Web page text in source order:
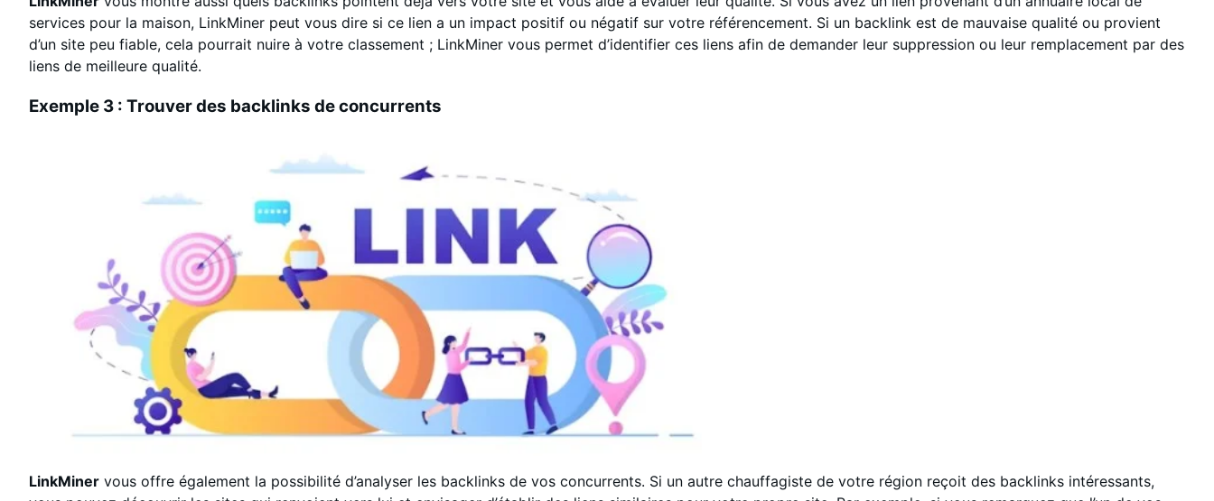
services pour la maison, LinkMiner peut vous dire si ce lien a un impact positif ou négatif sur votre référencement. Si un backlink est de mauvaise qualité ou provient
d’un site peu fiable, cela pourrait nuire à votre classement ; LinkMiner vous permet d’identifier ces liens afin de demander leur suppression ou leur remplacement par des
liens de meilleure qualité.
Exemple 3 : Trouver des backlinks de concurrents
LinkMiner vous offre également la possibilité d’analyser les backlinks de vos concurrents. Si un autre chauffagiste de votre région reçoit des backlinks intéressants,